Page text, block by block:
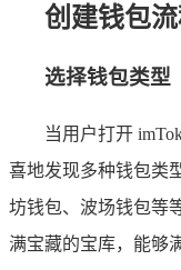
创建钱包
选择钱包类型
当用户打开
喜地发现多种钱包类
坊钱包、波场钱包等
满宝藏的宝库，能够